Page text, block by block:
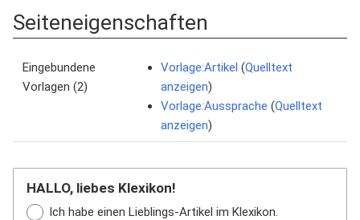
Seiteneigenschaften
Eingebundene
Vorlagen (2)
Vorlage:Artikel (Quelltext
anzeigen)
Vorlage:Aussprache (Quelltext
anzeigen)
HALLO, liebes Klexikon!
Ich habe einen Lieblings-Artikel im Klexikon.